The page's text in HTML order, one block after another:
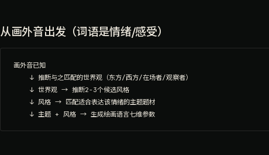
从画外音出发（词语是情绪/感受）
画外音已知
    ↓ 推断与之匹配的世界观（东方/西方/在场者/观察者）
    ↓ 世界观 → 推断2-3个候选风格
    ↓ 风格 → 匹配适合表达该情绪的主题题材